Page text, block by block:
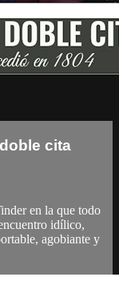
cita
en la que todo
idílico,
agobiante y